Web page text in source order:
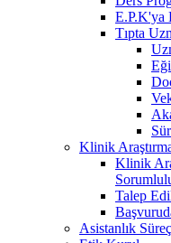
E.P.K'ya
Tıpta
Klinik
Klinik
Talep
Asistanlık